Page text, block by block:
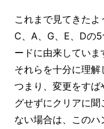
これまで見てきたよ
C、A、G、E、Dの
ードに由来していま
それらを十分に理解
つまり、変更をす
グせずにクリアに
ない場合は、この